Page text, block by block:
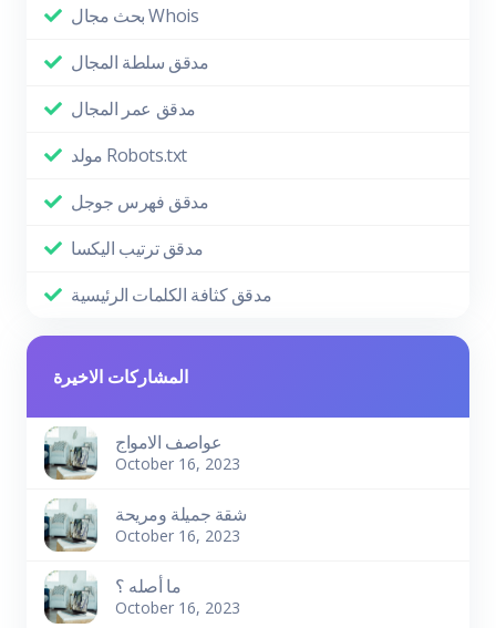
بحث مجال Whois
مدقق سلطة المجال
مدقق عمر المجال
مولد Robots.txt
مدقق فهرس جوجل
مدقق ترتيب اليكسا
مدقق كثافة الكلمات الرئيسية
المشاركات الاخيرة
عواصف الامواج
October 16, 2023
شقة جميلة ومريحة
October 16, 2023
ما أصله ؟
October 16, 2023